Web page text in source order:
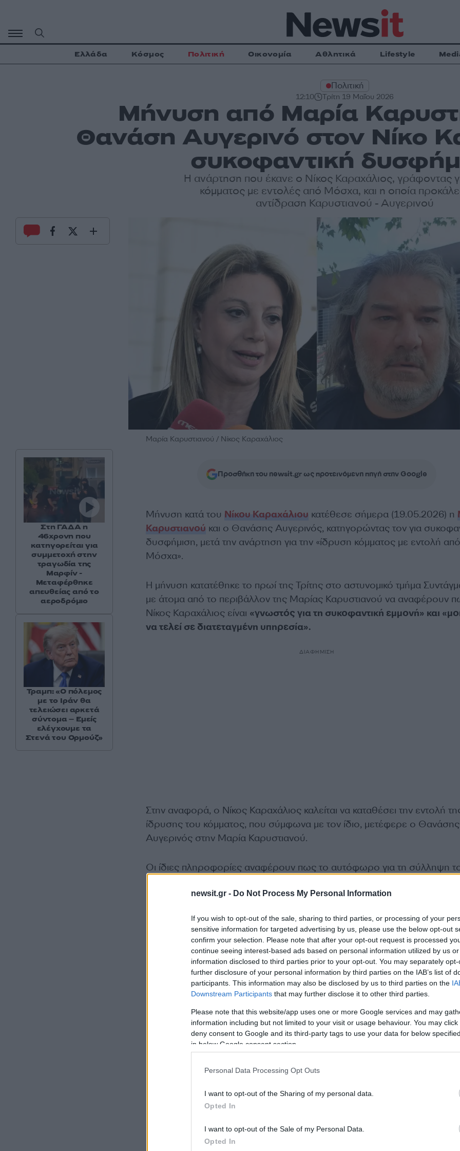
newsit.gr - Do Not Process My Personal Information
If you wish to opt-out of the sale, sharing to third parties, or processing of your
sensitive information for targeted advertising by us, please use the below opt-out
confirm your selection. Please note that after your opt-out request is processed
continue seeing interest-based ads based on personal information utilized by us
information disclosed to third parties prior to your opt-out. You may separately
further disclosure of your personal information by third parties on the IAB’s list of
participants. This information may also be disclosed by us to third parties on the
Downstream Participants that may further disclose it to other third parties.
Please note that this website/app uses one or more Google services and may
information including but not limited to your visit or usage behaviour. You may
deny consent to Google and its third-party tags to use your data for below
in below Google consent section.
Personal Data Processing Opt Outs
I want to opt-out of the Sharing of my personal data.
Opted In
I want to opt-out of the Sale of my Personal Data.
Opted In
περιεχόμενο
Ελλάδα Κόσμος Πολιτική Οικονομία Αθλητικά Lifestyle
Πολιτική
12:10 Τρίτη 19 Μαΐου 2026
Μήνυση από Μαρία
Θανάση Αυγερινό στον Νίκο
συκοφαντική
Η ανάρτηση που έκανε ο Νίκος Καραχάλιος, γράφοντας
κόμματος με εντολές από Μόσχα, και η οποία
αντίδραση Καρυστιανού - Αυγερινού
Μαρία Καρυστιανού / Νίκος Καραχάλιος
Προσθήκη του newsit.gr ως προτεινόμενη πηγή στην Google
Μήνυση κατά του Νίκου Καραχάλιου κατέθεσε σήμερα (19.05.2026) η
Καρυστιανού και ο Θανάσης Αυγερινός, κατηγορώντας τον για
δυσφήμιση, μετά την ανάρτηση για την «ίδρυση κόμματος με εντολή
Μόσχα».
Η μήνυση κατατέθηκε το πρωί της Τρίτης στο αστυνομικό τμήμα
με άτομα από το περιβάλλον της Μαρίας Καρυστιανού να αναφέρουν
Νίκος Καραχάλιος είναι «γνωστός για τη συκοφαντική εμμονή» και
να τελεί σε διατεταγμένη υπηρεσία».
ΔΙΑΦΗΜΙΣΗ
Στην αναφορά, ο Νίκος Καραχάλιος καλείται να καταθέσει την εντολή
ίδρυσης του κόμματος, που σύμφωνα με τον ίδιο, μετέφερε ο Θανάσης
Αυγερινός στην Μαρία Καρυστιανού.
Οι ίδιες πληροφορίες αναφέρουν πως το αυτόφωρο για τη σύλληψη
Η ανάρτηση του Καραχάλιου που προκάλεσε την
αντίδραση Καρυστιανού – Αυγερινού
Στη ΓΑΔΑ η
46χρονη που
κατηγορείται για
συμμετοχή στην
τραγωδία της
Μαρφίν -
Μεταφέρθηκε
απευθείας από το
αεροδρόμιο
Τραμπ: «Ο πόλεμος
με το Ιράν θα
τελειώσει αρκετά
σύντομα – Εμείς
ελέγχουμε τα
Στενά του Ορμούζ»